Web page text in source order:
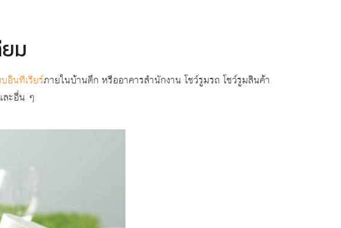
ม
อินทีเรียร์ภายในบ้านตึก หรืออาคารสำนักงาน โชว์รูมรถ โชว์รูมสินค้า
ละอื่น ๆ